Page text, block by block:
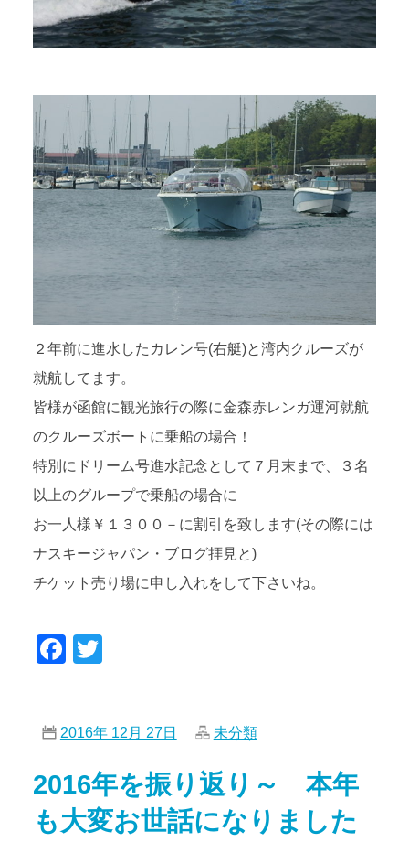
２年前に進水したカレン号(右艇)と湾内クルーズが
就航してます。
皆様が函館に観光旅行の際に金森赤レンガ運河就航
のクルーズボートに乗船の場合！
特別にドリーム号進水記念として７月末まで、３名
以上のグループで乗船の場合に
お一人様￥１３００－に割引を致します(その際には
ナスキージャパン・ブログ拝見と)
チケット売り場に申し入れをして下さいね。
Facebook
2016年 12月 27日 未分類
2016年を振り返り～ 本年
も大変お世話になりました